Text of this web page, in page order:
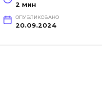
2 мин
ОПУБЛИКОВАНО
20.09.2024